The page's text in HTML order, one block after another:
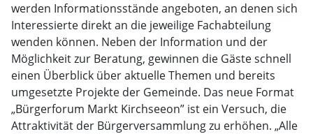
werden Informationsstände angeboten, an denen sich
Interessierte direkt an die jeweilige Fachabteilung
wenden können. Neben der Information und der
Möglichkeit zur Beratung, gewinnen die Gäste schnell
einen Überblick über aktuelle Themen und bereits
umgesetzte Projekte der Gemeinde. Das neue Format
„Bürgerforum Markt Kirchseeon” ist ein Versuch, die
Attraktivität der Bürgerversammlung zu erhöhen. „Alle